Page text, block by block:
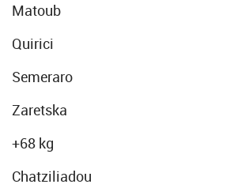
Matoub
Quirici
Semeraro
Zaretska
+68 kg
Chatziliadou